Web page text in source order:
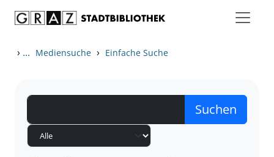
› ... Mediensuche › Einfache Suche